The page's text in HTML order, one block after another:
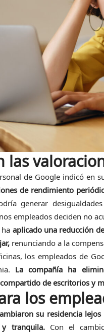
las
de Google indicó en
de rendimiento
generar
empleados deciden no
aplicado una reducción
renunciando a la
los empleados de
La compañía ha
de escritorios y
los
su residencia
tranquila.Con el